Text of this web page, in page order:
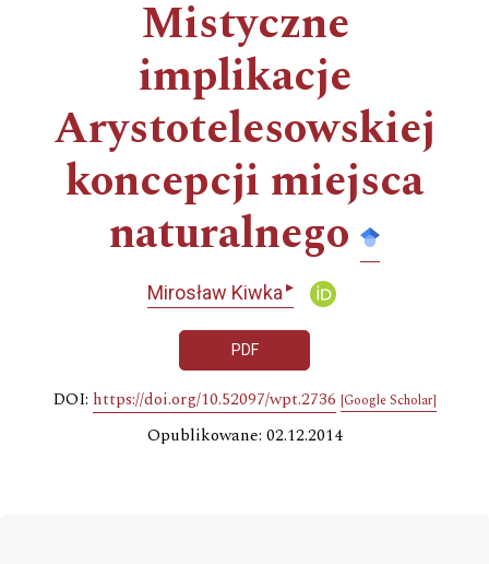
Mistyczne
implikacje
Arystotelesowskiej
koncepcji miejsca
naturalnego
Mirosław Kiwka ▸
PDF
DOI: https://doi.org/10.52097/wpt.2736 [Google Scholar]
Opublikowane: 02.12.2014